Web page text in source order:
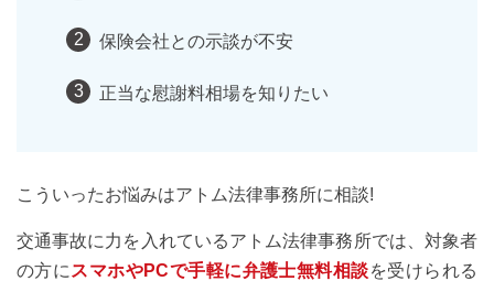
保険会社との示談が不安
正当な慰謝料相場を知りたい
こういったお悩みはアトム法律事務所に相談!
交通事故に力を入れているアトム法律事務所では、対象者
の方に スマホやPCで手軽に弁護士無料相談を受けられる